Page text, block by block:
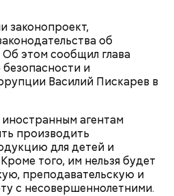
законопроект,
об
этом сообщил глава
и
Василий Пискарев в
агентам
производить
для детей и
того, им нельзя будет
преподавательскую и
с несовершеннолетними.
представитель Кремля
что Путин высоко
поэтому ее
срок логично .